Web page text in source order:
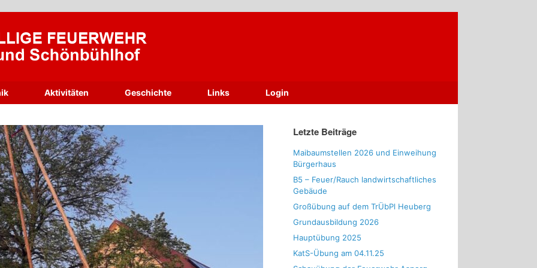
Aktivitäten Geschichte Links Login
Letzte Beiträge
Maibaumstellen 2026 und Einweihung
Bürgerhaus
B5 – Feuer/Rauch landwirtschaftliches
Gebäude
Großübung auf dem TrÜbPl Heuberg
Grundausbildung 2026
Hauptübung 2025
KatS-Übung am 04.11.25